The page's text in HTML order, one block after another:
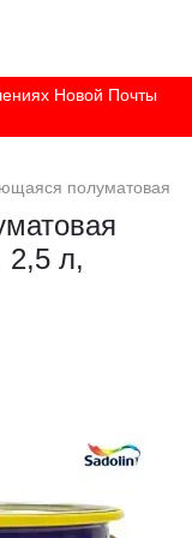
Новой Почты
полуматовая
2,5 л,